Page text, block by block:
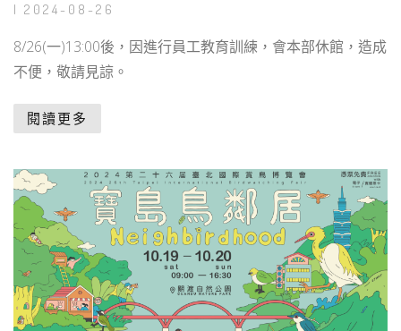
| 2024-08-26
8/26(一)13:00後，因進行員工教育訓練，會本部休館，造成
不便，敬請見諒。
閱讀更多